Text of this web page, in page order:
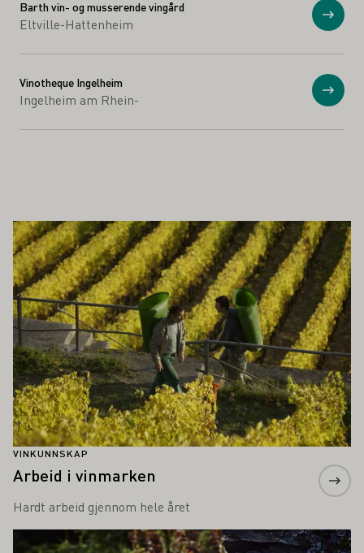
Barth vin- og musserende vingård
Eltville-Hattenheim Vis
Vinotheque Ingelheim
Ingelheim am Rhein- Vis
INTERESSERE DEG
VINKUNNSKAP
Arbeid i vinmarken
Hardt arbeid gjennom hele året
Lær mer om dette
Lær mer om dette